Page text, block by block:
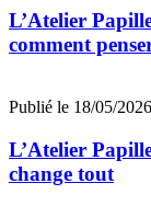
L’Atelier
comment
Publié le 18/05/2026
L’Atelier
change tout